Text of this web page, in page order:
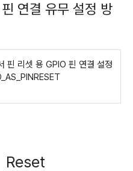
연결 유무 설정 방
핀 리셋 용 GPIO 핀 연결 설정